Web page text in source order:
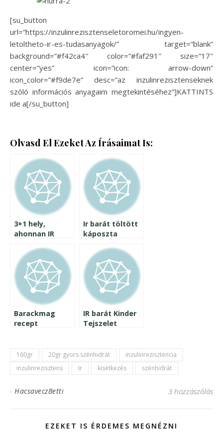
[su_button
url=”https://inzulinrezisztenseletoromei.hu/ingyen-
letoltheto-ir-es-tudasanyagok/” target=”blank”
background=”#f42ca4″ color=”#faf291″ size=”17″
center=”yes” icon=”icon: arrow-down”
icon_color=”#f9de7e” desc=”az inzulinrezisztenseknek
szóló információs anyagaim megtekintéséhez”]KATTINTS
ide a[/su_button]
Olvasd El Ezeket Az Írásaimat Is:
3+1 hely,
ahonnan IR
rendelhetsz
karácsonyra
Ir barát töltött
káposzta
Barackmag
recept
IR barát Kinder
Tejszelet
160gr 20gr gyors szénhidrát
inzulinrezisztencia
inzulinrezisztens
Ir kisétkezés szénhidrát
- HacsaveczBetti 3 hozzászólás
EZEKET IS ÉRDEMES MEGNÉZNI